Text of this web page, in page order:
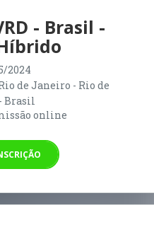
- Brasil -
2024
de Janeiro - Rio de
Brasil
online